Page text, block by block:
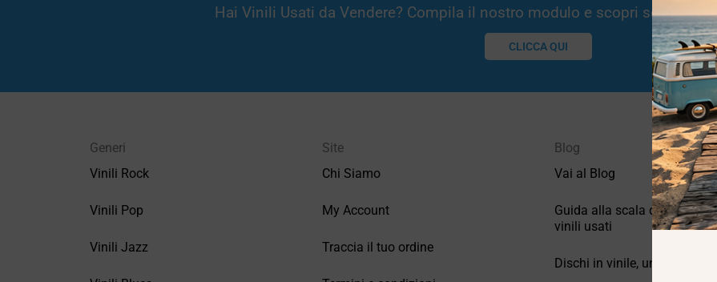
Hai Vinili Usati da Vendere? Compila il nostro modulo e scopri se
CLICCA QUI
Generi
Vinili Rock
Vinili Pop
Vinili Jazz
Site
Chi Siamo
My Account
Traccia il tuo ordine
Blog
Vai al Blog
Guida alla scala di
vinili usati
Dischi in vinile, un po’ di